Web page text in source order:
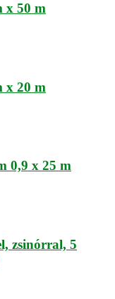
x 50 m
x 20 m
0,9 x 25 m
zsinórral, 5